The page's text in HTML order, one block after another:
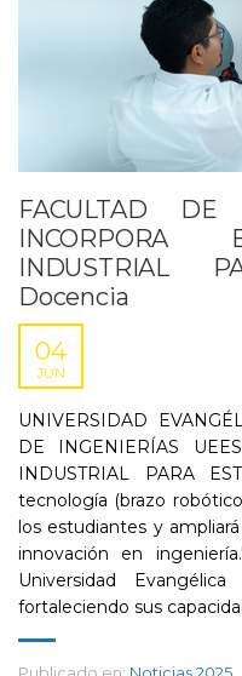
FACULTAD DE
INCORPORA
INDUSTRIAL
Docencia
04
JUN
UNIVERSIDAD
DE INGENIERÍAS
INDUSTRIAL PARA
tecnología (brazo
los estudiantes y
innovación en
Universidad
fortaleciendo sus